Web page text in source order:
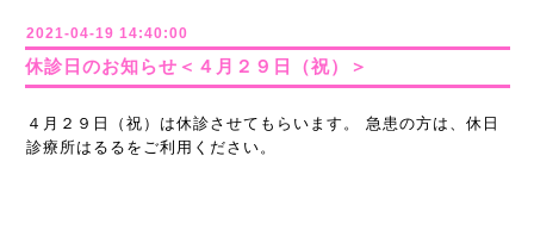
2021-04-19 14:40:00
休診日のお知らせ＜４月２９日（祝）＞
４月２９日（祝）は休診させてもらいます。 急患の方は、休日
診療所はるるをご利用ください。